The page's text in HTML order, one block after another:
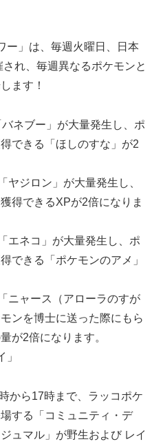
ー」は、毎週火曜日、日本
れ、毎週異なるポケモンと
ます！
ネブー」が大量発生し、ポ
できる「ほしのすな」が2
ヤジロン」が大量発生し、
得できるXPが2倍になりま
エネコ」が大量発生し、ポ
できる「ポケモンのアメ」
ニャース（アローラのすが
ンを博士に送った際にもら
が2倍になります。
から17時まで、ラッコポケ
する「コミュニティ・デ
ュマル」が野生および レイ